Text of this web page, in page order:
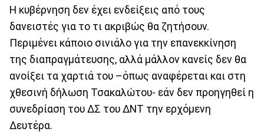
Η κυβέρνηση δεν έχει ενδείξεις από τους
δανειστές για το τι ακριβώς θα ζητήσουν.
Περιμένει κάποιο σινιάλο για την επανεκκίνηση
της διαπραγμάτευσης, αλλά μάλλον κανείς δεν θα
ανοίξει τα χαρτιά του –όπως αναφέρεται και στη
χθεσινή δήλωση Τσακαλώτου- εάν δεν προηγηθεί η
συνεδρίαση του ΔΣ του ΔΝΤ την ερχόμενη
Δευτέρα.